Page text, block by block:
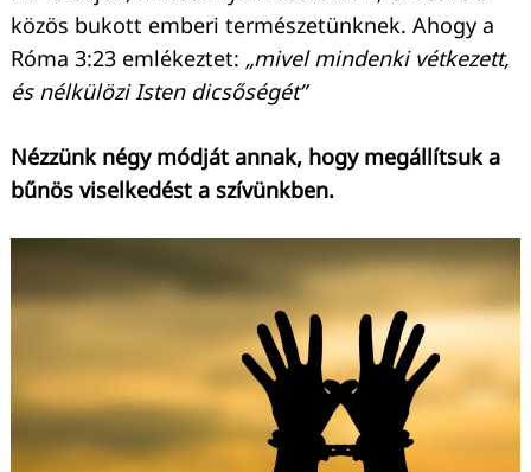
közös bukott emberi természetünknek. Ahogy a
Róma 3:23 emlékeztet: „mivel mindenki vétkezett,
és nélkülözi Isten dicsőségét”
Nézzünk négy módját annak, hogy megállítsuk a
bűnös viselkedést a szívünkben.